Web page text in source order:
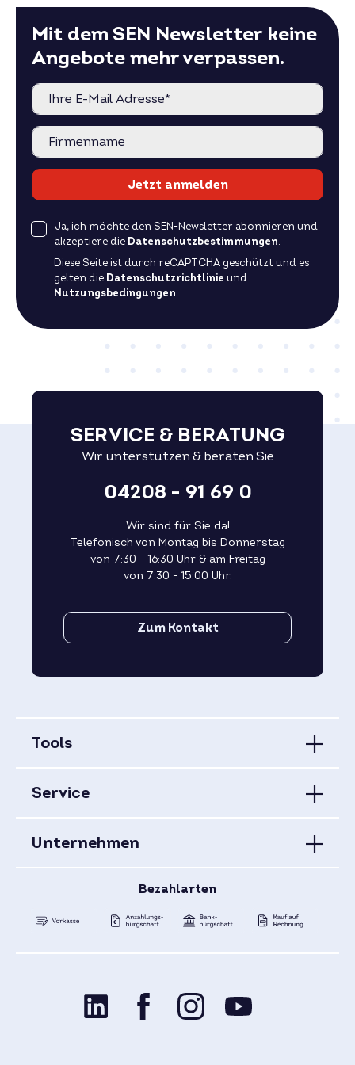
Rückseitenfolie
schwarz
Rahmenfarbe
schwarz
Leistungsgarantie
30 Jahre
Modultyp
Glas-Glas
Gewicht
Spezifikation siehe aktuelles Datenblatt.
Preis für größere Mengen auf Anfrage –jetzt
anfragen.
Mit dem SEN Newsletter keine
Angebote mehr verpassen.
Jetzt anmelden
Ja, ich möchte den SEN-Newsletter abonnieren und
akzeptiere die Datenschutzbestimmungen.
Diese Seite ist durch reCAPTCHA geschützt und es
gelten die Datenschutzrichtlinie und
Nutzungsbedingungen.
SERVICE & BERATUNG
Wir unterstützen & beraten Sie
04208 - 91 69 0
Wir sind für Sie da!
Telefonisch von Montag bis Donnerstag
von 7:30 - 16:30 Uhr & am Freitag
von 7:30 - 15:00 Uhr.
Zum Kontakt
Tools
Service
Unternehmen
Bezahlarten